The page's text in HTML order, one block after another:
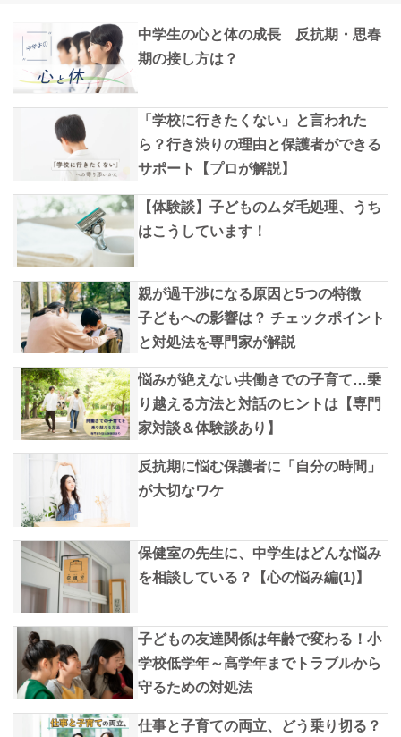
中学生の心と体の成長 反抗期・思春
期の接し方は？
「学校に行きたくない」と言われた
ら？行き渋りの理由と保護者ができる
サポート【プロが解説】
【体験談】子どものムダ毛処理、うち
はこうしています！
親が過干渉になる原因と5つの特徴
子どもへの影響は？ チェックポイント
と対処法を専門家が解説
悩みが絶えない共働きでの子育て…乗
り越える方法と対話のヒントは【専門
家対談＆体験談あり】
反抗期に悩む保護者に「自分の時間」
が大切なワケ
保健室の先生に、中学生はどんな悩み
を相談している？【心の悩み編(1)】
子どもの友達関係は年齢で変わる！小
学校低学年～高学年までトラブルから
守るための対処法
仕事と子育ての両立、どう乗り切る？